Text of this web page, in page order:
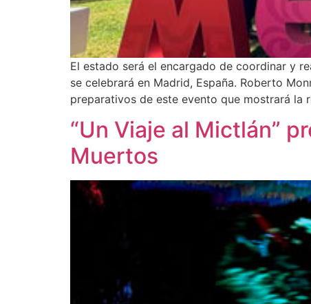
El estado será el encargado de coordinar y
se celebrará en Madrid, España. Roberto
preparativos de este evento que mostrará la
“Un Viaje al Mictlán”
Muertos